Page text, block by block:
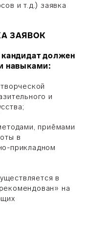
и т.д.) заявка
ЗАЯВОК
должен
навыками:
и
приёмами
в
прикладном
в
на